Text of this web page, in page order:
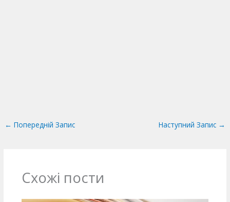
← Попередній Запис Наступний Запис →
Схожі пости